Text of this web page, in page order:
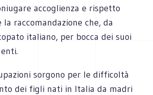
accoglienza e rispetto
raccomandazione che, da
italiano, per bocca dei suoi
sorgono per le difficoltà
dei figli nati in Italia da madri